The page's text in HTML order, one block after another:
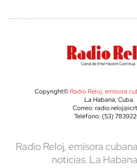
Copyright© Radio Reloj, emisora
La Habana, Cuba.
Correo:
Teléfono: (53)
Radio Reloj, emisora
noticias. La